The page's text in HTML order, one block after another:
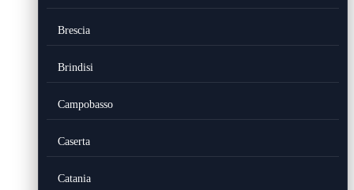
Brescia
Brindisi
Campobasso
Caserta
Catania